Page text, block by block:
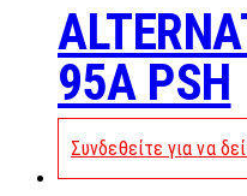
95A PSH
Συνδεθείτε για να